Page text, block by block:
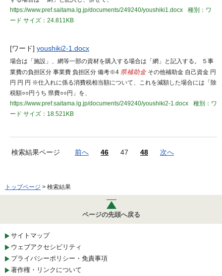
https://www.pref.saitama.lg.jp/documents/249240/youshiki1.docx
種別：ワ
ード サイズ：24.811KB
[ワード] youshiki2-1.docx
場合は「施設」、網等一部の資材を購入する場合は「網」と記入する。 ５事
業費の負担区分 事業費 負担区分 備考※4 県補助金 その他補助金 自己資金 円
円 円 円 ※仕入れに係る消費税相当額について、これを減額した場合には「除
税額○○円うち 県費○○円」を、
https://www.pref.saitama.lg.jp/documents/249240/youshiki2-1.docx
種別：ワ
ード サイズ：18.521KB
検索結果ページ 前へ 46 47 48 次へ
トップページ > 検索結果
ページの先頭へ戻る
サイトマップ
ウェブアクセシビリティ
プライバシーポリシー・免責事項
著作権・リンクについて